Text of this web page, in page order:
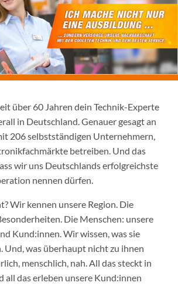
über 60 Jahren dein Technik-Experte
in Deutschland. Genauer gesagt an
206 selbstständigen Unternehmern,
betreiben. Und das
wir uns Deutschlands erfolgreichste
nennen dürfen.
Wir kennen unsere Region. Die
Die Menschen: unsere
Kund:innen. Wir wissen, was sie
Und, was überhaupt nicht zu ihnen
menschlich, nah. All das steckt in
all das erleben unsere Kund:innen